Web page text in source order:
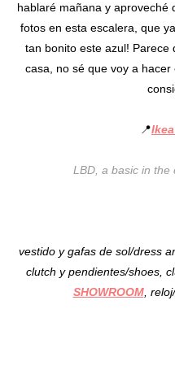
hablaré mañana y aproveché
fotos en esta escalera, que
tan bonito este azul! Parece
casa, no sé que voy a
📍
LBD, a basic in the
vestido y gafas de sol/dress
clutch y pendientes/shoes,
SHOWROOM,